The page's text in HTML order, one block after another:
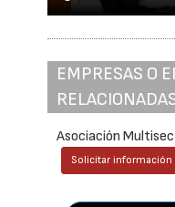
EMPRESAS O
Asociación
Solicitar información